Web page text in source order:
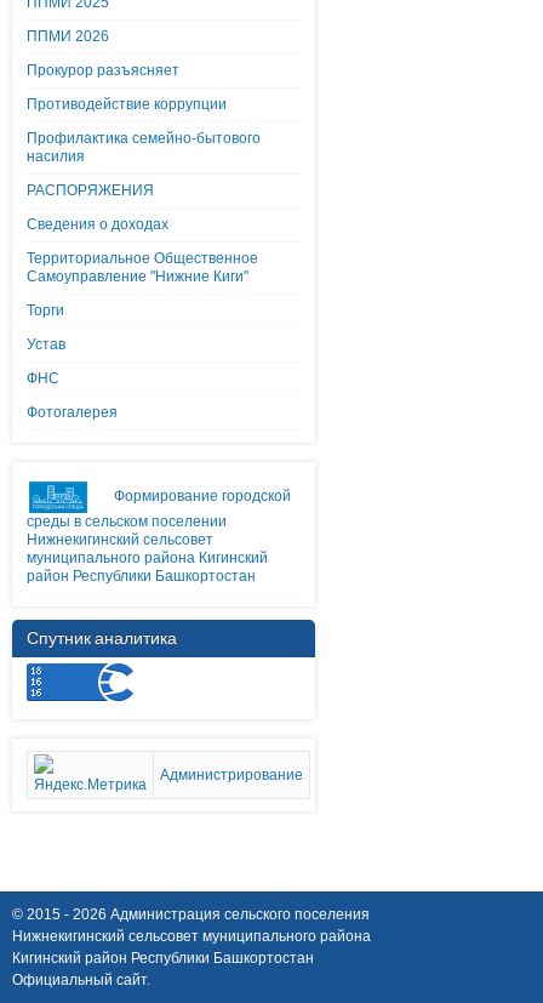
ППМИ 2026
Прокурор разъясняет
Противодействие коррупции
Профилактика семейно-бытового
насилия
РАСПОРЯЖЕНИЯ
Сведения о доходах
Территориальное Общественное
Самоуправление "Нижние Киги"
Торги
Устав
ФНС
Фотогалерея
Формирование городской
среды в сельском поселении
Нижнекигинский сельсовет
муниципального района Кигинский
район Республики Башкортостан
Спутник аналитика
Администрирование
© 2015 - 2026 Администрация сельского поселения
Нижнекигинский сельсовет муниципального района
Кигинский район Республики Башкортостан
Официальный сайт.